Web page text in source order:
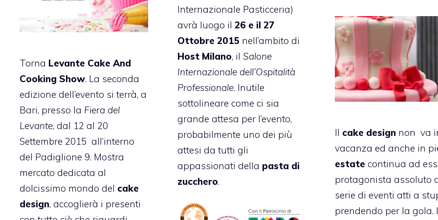
Internazionale Pasticceria)
avrà luogo il 26 e il 27
Ottobre 2015 nell’ambito di
Host Milano, il Salone
Internazionale dell’Ospitalità
Professionale. Inutile
sottolineare come ci sia
grande attesa per l’evento,
probabilmente uno dei più
attesi da tutti gli
appassionati della pasta di
zucchero.
Torna Levante Cake And
Cooking Show. La seconda
edizione dell’evento si terrà, a
Bari, presso la Fiera del
Levante, dal 12 al 20
Settembre 2015 all’interno
del Padiglione 9. Mostra
mercato dedicata al
dolcissimo mondo del cake
design, accoglierà i presenti
Il cake design non va
vacanza ed anche in
estate continua ad
protagonista assoluto
serie di eventi atti a
prendendo per la gola.